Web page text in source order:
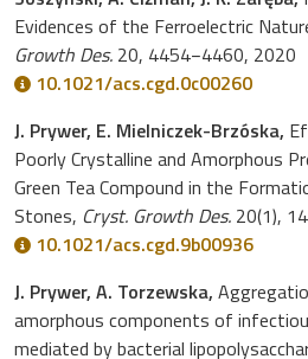
Evidences of the Ferroelectric
Growth Des. 20, 4454−4460, 2020
10.1021/acs.cgd.0c00260
J. Prywer, E. Mielniczek-Brzóska,
Poorly Crystalline and Amorphous
Green Tea Compound in the
Stones, Cryst. Growth Des. 20(1),
10.1021/acs.cgd.9b00936
J. Prywer, A. Torzewska,
amorphous components of
mediated by bacterial